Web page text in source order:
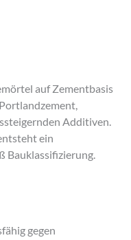
auf Zementbasis
Additiven.
ein
Bauklassifizierung.
gegen